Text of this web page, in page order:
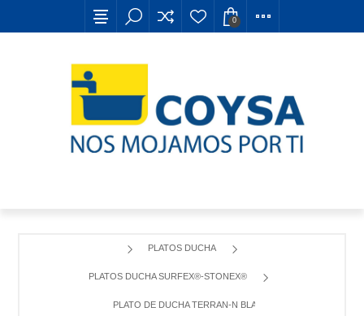
0
PLATOS DUCHA
PLATOS DUCHA SURFEX®-STONEX®
PLATO DE DUCHA TERRAN-N BLANCO